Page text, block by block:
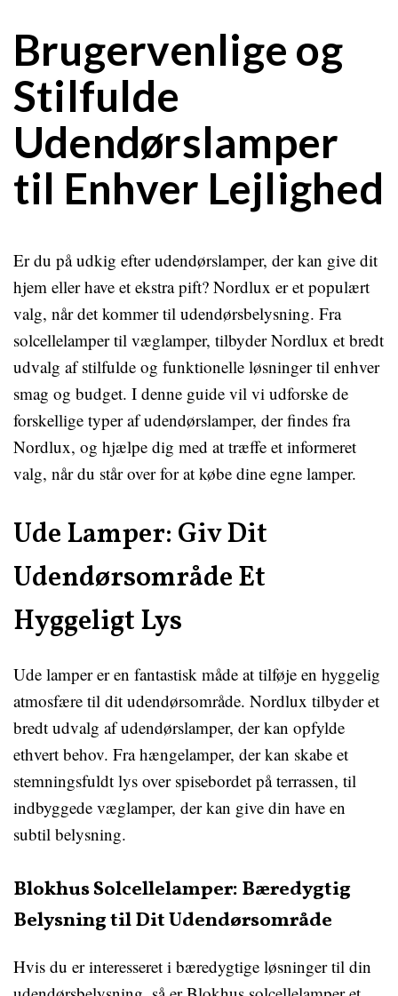
Brugervenlige og
Stilfulde
Udendørslamper
til Enhver Lejlighed
Er du på udkig efter udendørslamper, der kan give dit
hjem eller have et ekstra pift? Nordlux er et populært
valg, når det kommer til udendørsbelysning. Fra
solcellelamper til væglamper, tilbyder Nordlux et bredt
udvalg af stilfulde og funktionelle løsninger til enhver
smag og budget. I denne guide vil vi udforske de
forskellige typer af udendørslamper, der findes fra
Nordlux, og hjælpe dig med at træffe et informeret
valg, når du står over for at købe dine egne lamper.
Ude Lamper: Giv Dit
Udendørsområde Et
Hyggeligt Lys
Ude lamper er en fantastisk måde at tilføje en hyggelig
atmosfære til dit udendørsområde. Nordlux tilbyder et
bredt udvalg af udendørslamper, der kan opfylde
ethvert behov. Fra hængelamper, der kan skabe et
stemningsfuldt lys over spisebordet på terrassen, til
indbyggede væglamper, der kan give din have en
subtil belysning.
Blokhus Solcellelamper: Bæredygtig
Belysning til Dit Udendørsområde
Hvis du er interesseret i bæredygtige løsninger til din